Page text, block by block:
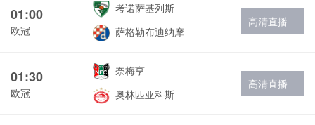
01:00
欧冠
考诺萨基列斯
萨格勒布迪纳摩
高清直播
01:30
欧冠
奈梅亨
奥林匹亚科斯
高清直播